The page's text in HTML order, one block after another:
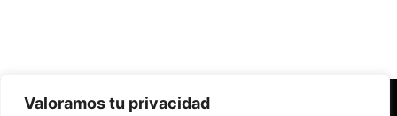
Valoramos tu privacidad